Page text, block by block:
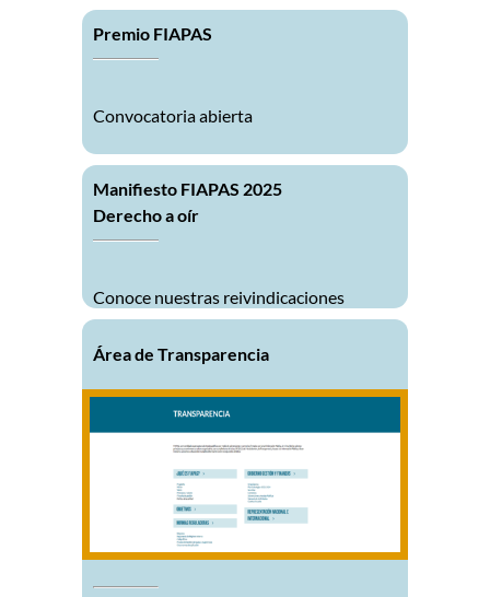
Premio FIAPAS
Convocatoria abierta
Manifiesto FIAPAS 2025
Derecho a oír
Conoce nuestras reivindicaciones
Área de Transparencia